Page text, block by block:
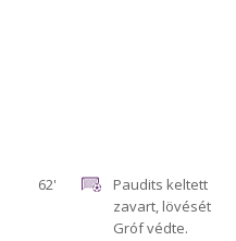
62'
Paudits keltett
zavart, lövését
Gróf védte.